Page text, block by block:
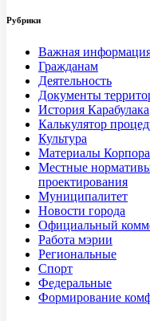
Рубрики
Важная
Гражданам
Деятельность
Документы
История Карабулака
Калькулятор
Культура
Материалы
Местные
проектирования
Муниципалитет
Новости города
Официальный
Работа мэрии
Региональные
Спорт
Федеральные
Формирование